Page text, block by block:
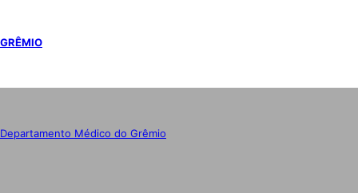
GRÊMIO
Departamento Médico do Grêmio